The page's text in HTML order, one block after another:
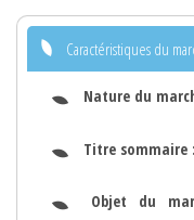
Caractéristiques du
Nature du
Titre sommaire :
Objet du